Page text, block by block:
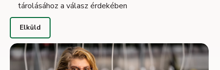
tárolásához a válasz érdekében